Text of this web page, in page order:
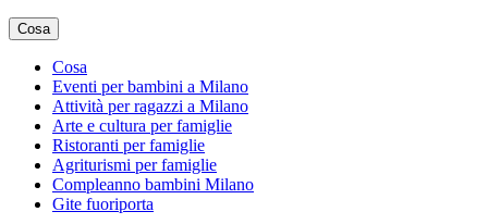
Cosa
Cosa
Eventi per bambini a Milano
Attività per ragazzi a Milano
Arte e cultura per famiglie
Ristoranti per famiglie
Agriturismi per famiglie
Compleanno bambini Milano
Gite fuoriporta